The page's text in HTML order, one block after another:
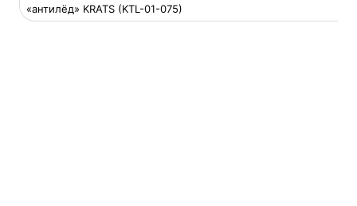
«антилёд» KRATS (KTL-01-075)